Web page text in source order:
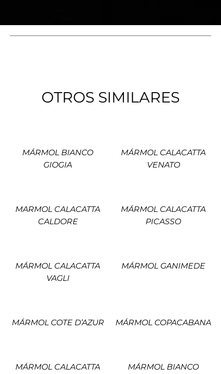
OTROS SIMILARES
MÁRMOL BIANCO
GIOGIA
MÁRMOL CALACATTA
VENATO
MARMOL CALACATTA
CALDORE
MÁRMOL CALACATTA
PICASSO
MÁRMOL CALACATTA
VAGLI
MÁRMOL GANIMEDE
MÁRMOL COTE D’AZUR MÁRMOL COPACABANA
MÁRMOL CALACATTA
MÁRMOL BIANCO